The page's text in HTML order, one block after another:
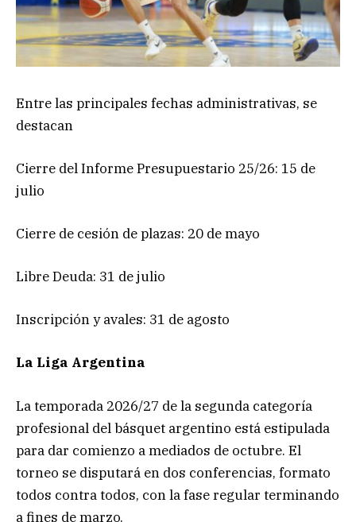
Entre las principales fechas administrativas, se
destacan
Cierre del Informe Presupuestario 25/26: 15 de
julio
Cierre de cesión de plazas: 20 de mayo
Libre Deuda: 31 de julio
Inscripción y avales: 31 de agosto
La Liga Argentina
La temporada 2026/27 de la segunda categoría
profesional del básquet argentino está estipulada
para dar comienzo a mediados de octubre. El
torneo se disputará en dos conferencias, formato
todos contra todos, con la fase regular terminando
a fines de marzo.